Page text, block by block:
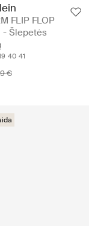
FLIP FLOP
- Šlepetės
40 41
€